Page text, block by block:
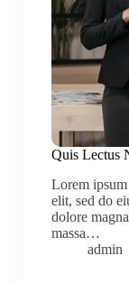
Quis Lectus
Lorem
elit, sed do
dolore
massa…
admin